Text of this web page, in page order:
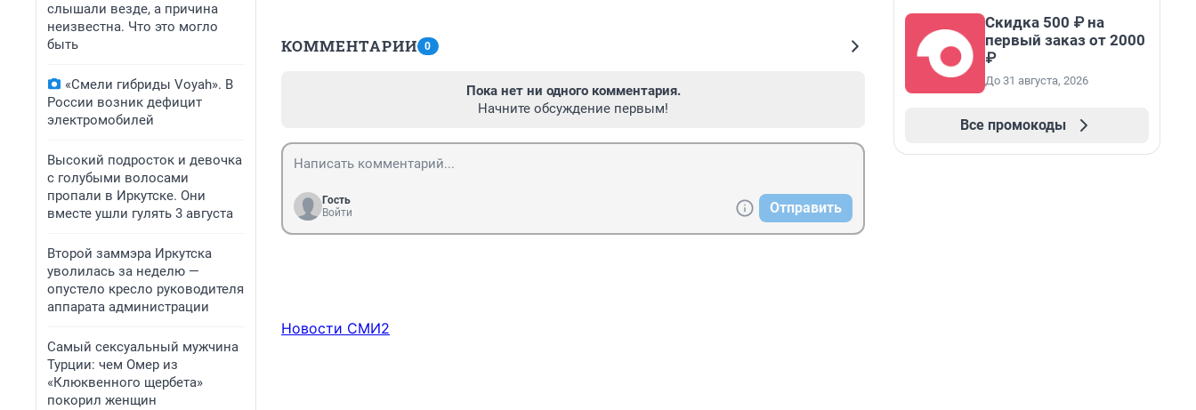
слышали везде, а причина
неизвестна. Что это могло
быть
«Смели гибриды Voyah». В
России возник дефицит
электромобилей
Высокий подросток и девочка
с голубыми волосами
пропали в Иркутске. Они
вместе ушли гулять 3 августа
Второй заммэра Иркутска
уволилась за неделю —
опустело кресло руководителя
аппарата администрации
Самый сексуальный мужчина
Турции: чем Омер из
«Клюквенного щербета»
покорил женщин
КОММЕНТАРИИ 0
Пока нет ни одного комментария.
Начните обсуждение первым!
Гость
Войти
Отправить
Новости СМИ2
Скидка 500 ₽ на
первый заказ от 2000
₽
До 31 августа, 2026
Все промокоды